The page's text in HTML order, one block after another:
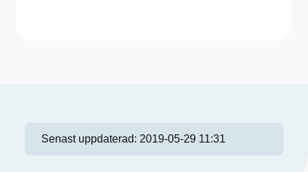
Senast uppdaterad: 2019-05-29 11:31